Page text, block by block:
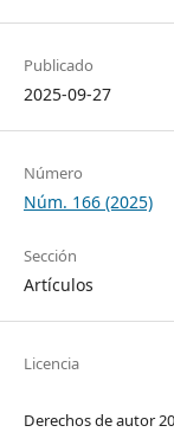
Publicado
2025-09-27
Número
Núm. 166 (2025)
Sección
Artículos
Licencia
Derechos de autor